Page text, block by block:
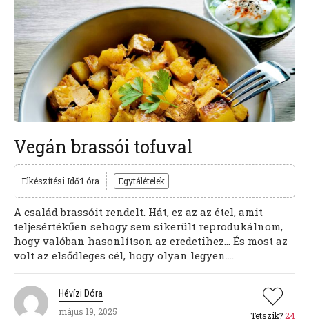
Vegán brassói tofuval
Elkészítési Idő:1 óra Egytálételek
A család brassóit rendelt. Hát, ez az az étel, amit
teljesértékűen sehogy sem sikerült reprodukálnom,
hogy valóban hasonlítson az eredetihez… És most az
volt az elsődleges cél, hogy olyan legyen....
Hévízi Dóra
május 19, 2025
Tetszik? 24